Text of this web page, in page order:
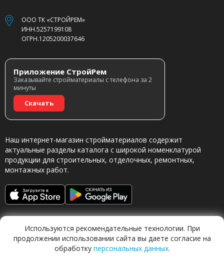
ООО ТК «СТРОЙРЕМ»
ИНН.5257199108
ОГРН.1205200037646
Приложение СтройРем
Заказывайте стройматериалы с телефона за 2
минуты
Скачать
Наш интернет-магазин стройматериалов содержит
актуальные разделы каталога с широкой номенклатурой
продукции для строительных, отделочных, ремонтных,
монтажных работ.
Обращаясь в наш магазин, вы даете согласие на
Используются рекомендательные технологии. При
продолжении использовании сайта вы даете согласие на
обработку персональных данных.